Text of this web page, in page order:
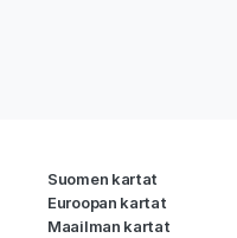
Suomen kartat
Euroopan kartat
Maailman kartat